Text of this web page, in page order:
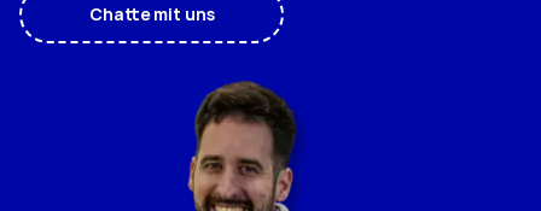
Chatte mit uns